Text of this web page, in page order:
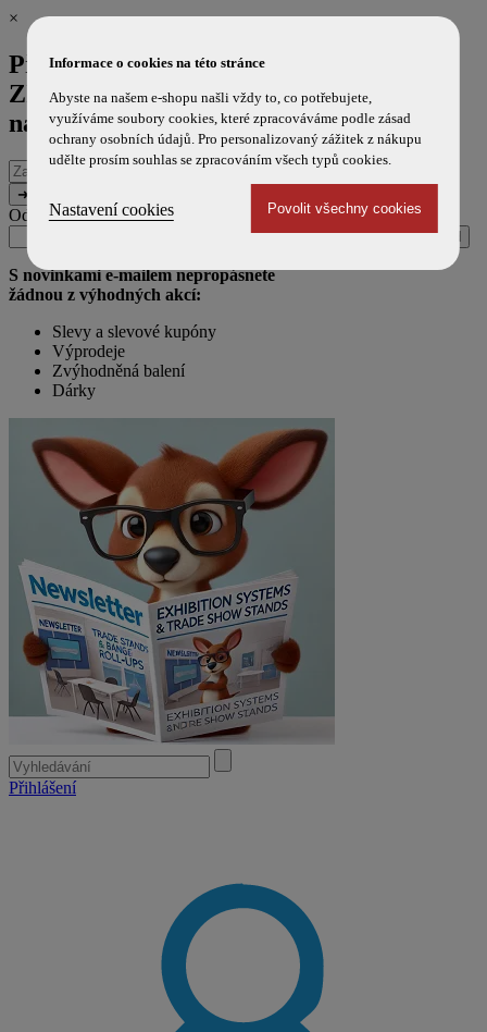
×
Přihlaste se k odběru novinek a
ZÍSKEJTE 100 Kč SLEVUna příští
nákup!
E-
mailová
adresa
Odesláním souhlasíte s použitím e-mailu pro marketingové účely.
(ponechte
prázdné)
prázdné)
S novinkami e-mailem nepropásnete
žádnou z výhodných akcí:
Slevy a slevové kupóny
Výprodeje
Zvýhodněná balení
Dárky
Přihlášení
Informace o cookies na této stránce
Abyste na našem e-shopu našli vždy to, co potřebujete,
využíváme soubory cookies, které zpracováváme podle zásad
ochrany osobních údajů. Pro personalizovaný zážitek z nákupu
udělte prosím souhlas se zpracováním všech typů cookies.
Nastavení cookies